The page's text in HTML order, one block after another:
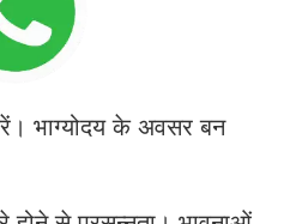
भाग्योदय के अवसर बन